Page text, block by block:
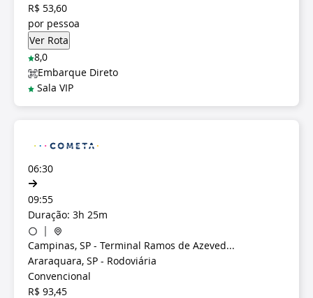
R$ 53,60
por pessoa
8,0
Embarque Direto
Sala VIP
06:30
09:55
Duração: 3h 25m
Campinas, SP - Terminal Ramos de Azeved...
Araraquara, SP - Rodoviária
Convencional
R$ 93,45